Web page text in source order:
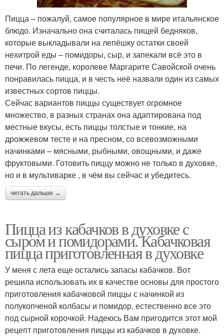
Пицца – пожалуй, самое популярное в мире итальянское
блюдо. Изначально она считалась пищей бедняков,
которые выкладывали на лепёшку остатки своей
нехитрой еды – помидоры, сыр, и запекали всё это в
печи. По легенде, королеве Маргарите Савойской очень
понравилась пицца, и в честь неё назвали один из самых
известных сортов пиццы.
Сейчас вариантов пиццы существует огромное
множество, в разных странах она адаптирована под
местные вкусы, есть пиццы толстые и тонкие, на
дрожжевом тесте и на пресном, со всевозможными
начинками – мясными, рыбными, овощными, и даже
фруктовыми. Готовить пиццу можно не только в духовке,
но и в мультиварке , в чём вы сейчас и убедитесь.
читать дальше →
Пицца из кабачков в духовке с
сыром и помидорами. Кабачковая
пицца приготовленная в духовке
У меня с лета еще остались запасы кабачков. Вот
решила использовать их в качестве основы для простого
приготовления кабачковой пиццы с начинкой из
полукопченой колбасы и помидор, естественно все это
под сырной корочкой. Надеюсь Вам пригодится этот мой
рецепт приготовления пиццы из кабачков в духовке.